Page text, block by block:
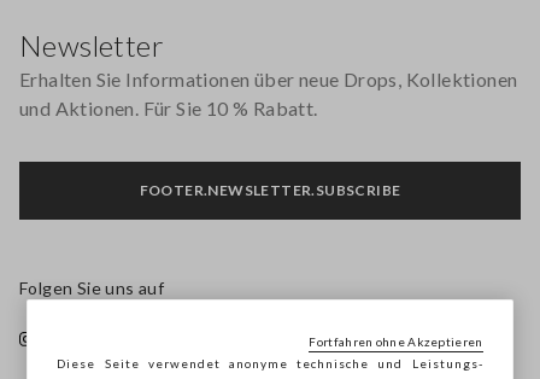
Newsletter
Erhalten Sie Informationen über neue Drops, Kollektionen
und Aktionen. Für Sie 10 % Rabatt.
FOOTER.NEWSLETTER.SUBSCRIBE
Folgen Sie uns auf
Diese Seite verwendet anonyme technische und Leistungs-
Fortfahren ohne Akzeptieren